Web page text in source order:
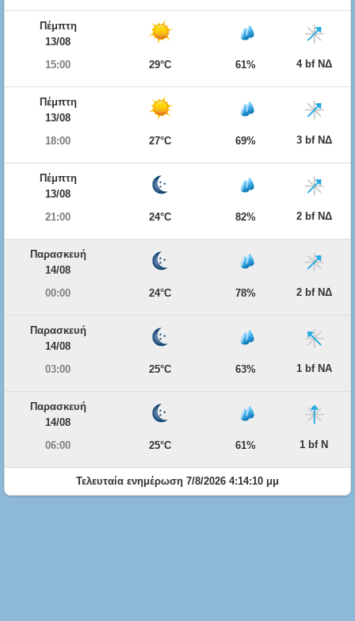
Πέμπτη
13/08
15:00
29°C 61% 4 bf ΝΔ
Πέμπτη
13/08
18:00
27°C 69% 3 bf ΝΔ
Πέμπτη
13/08
21:00
24°C 82% 2 bf ΝΔ
Παρασκευή
14/08
00:00
24°C 78% 2 bf ΝΔ
Παρασκευή
14/08
03:00
25°C 63% 1 bf ΝΑ
Παρασκευή
14/08
06:00
25°C 61% 1 bf Ν
Τελευταία ενημέρωση 7/8/2026 4:14:10 μμ